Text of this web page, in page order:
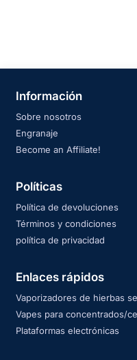
Información
Sobre nosotros
Engranaje
Become an Affiliate!
Políticas
Política de devoluciones
Términos y condiciones
política de privacidad
Enlaces rápidos
Vaporizadores de hierbas
Vapes para concentrados/
Plataformas electrónicas